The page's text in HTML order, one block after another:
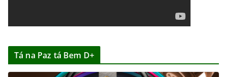
Tá na Paz tá Bem D+